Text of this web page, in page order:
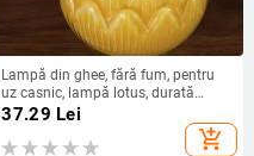
Lampă din ghee, fără fum, pentru
uz casnic, lampă lotus, durată
lungă
37.29 Lei
add_shopping_cart